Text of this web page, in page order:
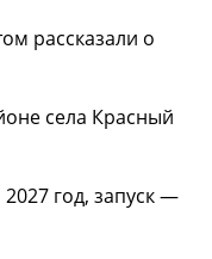
рассказали о
села Красный
год, запуск —